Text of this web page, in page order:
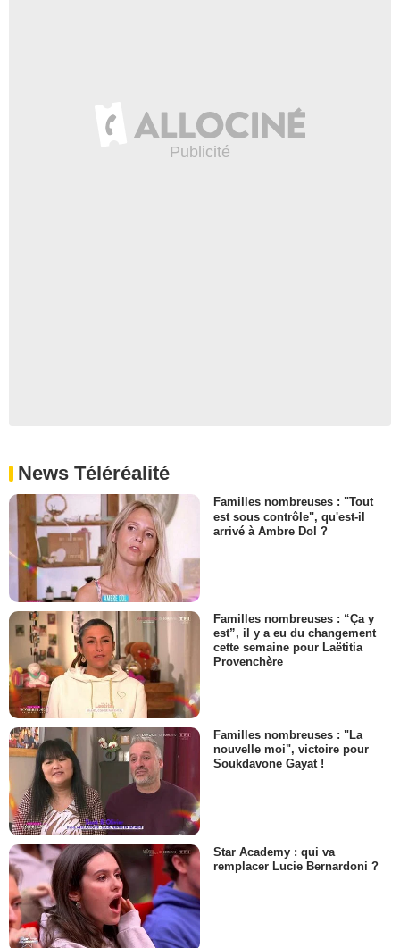
News Téléréalité
Familles nombreuses : "Tout
est sous contrôle", qu'est-il
arrivé à Ambre Dol ?
Familles nombreuses : “Ça y
est”, il y a eu du changement
cette semaine pour Laëtitia
Provenchère
Familles nombreuses : "La
nouvelle moi", victoire pour
Soukdavone Gayat !
Star Academy : qui va
remplacer Lucie Bernardoni ?